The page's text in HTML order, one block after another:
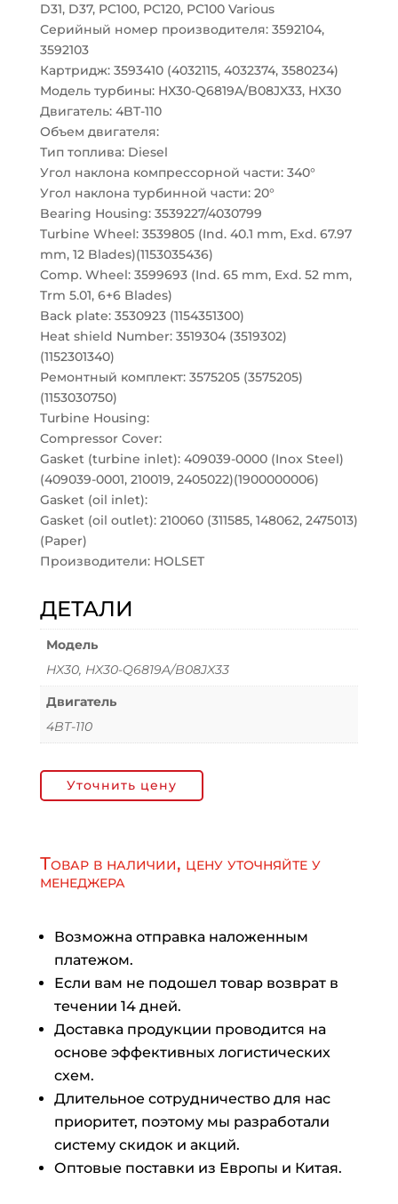
D31, D37, PC100, PC120, PC100 Various
Серийный номер производителя: 3592104,
3592103
Картридж: 3593410 (4032115, 4032374, 3580234)
Модель турбины: HX30-Q6819A/B08JX33, HX30
Двигатель: 4BT-110
Объем двигателя:
Тип топлива: Diesel
Угол наклона компрессорной части: 340°
Угол наклона турбинной части: 20°
Bearing Housing: 3539227/4030799
Turbine Wheel: 3539805 (Ind. 40.1 mm, Exd. 67.97
mm, 12 Blades)(1153035436)
Comp. Wheel: 3599693 (Ind. 65 mm, Exd. 52 mm,
Trm 5.01, 6+6 Blades)
Back plate: 3530923 (1154351300)
Heat shield Number: 3519304 (3519302)
(1152301340)
Ремонтный комплект: 3575205 (3575205)
(1153030750)
Turbine Housing:
Compressor Cover:
Gasket (turbine inlet): 409039-0000 (Inox Steel)
(409039-0001, 210019, 2405022)(1900000006)
Gasket (oil inlet):
Gasket (oil outlet): 210060 (311585, 148062, 2475013)
(Paper)
Производители: HOLSET
ДЕТАЛИ
Модель
HX30, HX30-Q6819A/B08JX33
Двигатель
4BT-110
Уточнить цену
Товар в наличии, цену уточняйте у
менеджера
Возможна отправка наложенным
платежом.
Если вам не подошел товар возврат в
течении 14 дней.
Доставка продукции проводится на
основе эффективных логистических
схем.
Длительное сотрудничество для нас
приоритет, поэтому мы разработали
систему скидок и акций.
Оптовые поставки из Европы и Китая.